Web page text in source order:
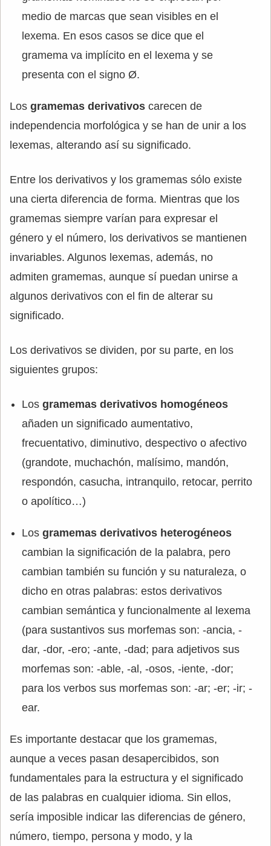
medio de marcas que sean visibles en el
lexema. En esos casos se dice que el
gramema va implícito en el lexema y se
presenta con el signo Ø.
Los gramemas derivativos carecen de
independencia morfológica y se han de unir a los
lexemas, alterando así su significado.
Entre los derivativos y los gramemas sólo existe
una cierta diferencia de forma. Mientras que los
gramemas siempre varían para expresar el
género y el número, los derivativos se mantienen
invariables. Algunos lexemas, además, no
admiten gramemas, aunque sí puedan unirse a
algunos derivativos con el fin de alterar su
significado.
Los derivativos se dividen, por su parte, en los
siguientes grupos:
Los gramemas derivativos homogéneos
añaden un significado aumentativo,
frecuentativo, diminutivo, despectivo o afectivo
(grandote, muchachón, malísimo, mandón,
respondón, casucha, intranquilo, retocar, perrito
o apolítico…)
Los gramemas derivativos heterogéneos
cambian la significación de la palabra, pero
cambian también su función y su naturaleza, o
dicho en otras palabras: estos derivativos
cambian semántica y funcionalmente al lexema
(para sustantivos sus morfemas son: -ancia, -
dar, -dor, -ero; -ante, -dad; para adjetivos sus
morfemas son: -able, -al, -osos, -iente, -dor;
para los verbos sus morfemas son: -ar; -er; -ir; -
ear.
Es importante destacar que los gramemas,
aunque a veces pasan desapercibidos, son
fundamentales para la estructura y el significado
de las palabras en cualquier idioma. Sin ellos,
sería imposible indicar las diferencias de género,
número, tiempo, persona y modo, y la